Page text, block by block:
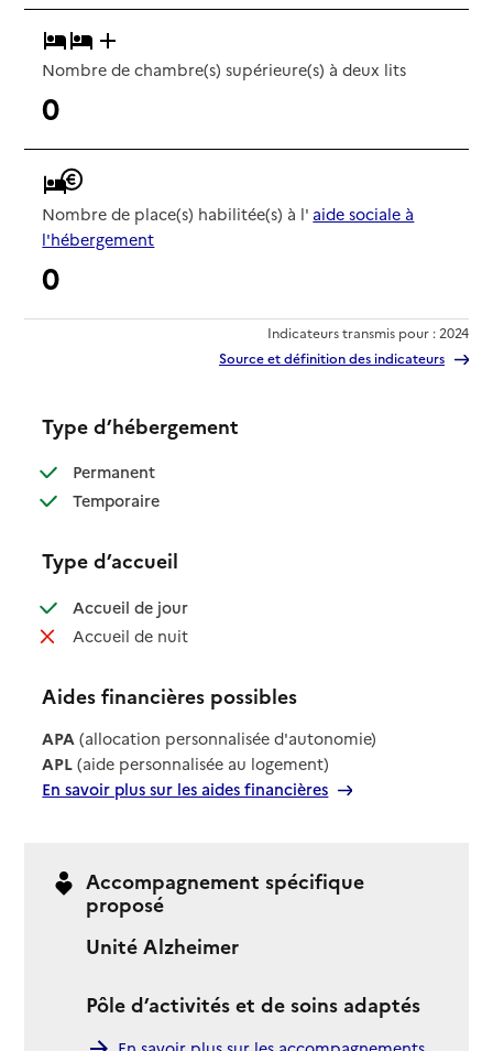
Nombre de chambre(s) supérieure(s) à deux lits
0
Nombre de place(s) habilitée(s) à l' aide sociale à
l'hébergement
0
Indicateurs transmis pour : 2024
Source et définition des indicateurs
Type d’hébergement
Permanent: disponible
Temporaire: disponible
Type d’accueil
Accueil de jour: disponible
Accueil de nuit: non disponible
Aides financières possibles
APA (allocation personnalisée d'autonomie)
APL (aide personnalisée au logement)
En savoir plus sur les aides financières
Accompagnement spécifique
proposé
Unité Alzheimer
Pôle d’activités et de soins adaptés